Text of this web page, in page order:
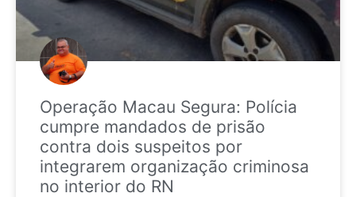
Operação Macau Segura: Polícia
cumpre mandados de prisão
contra dois suspeitos por
integrarem organização criminosa
no interior do RN